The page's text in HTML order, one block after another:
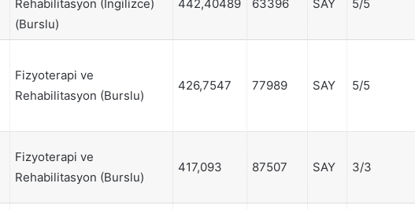
Rehabilitasyon (İngilizce)
(Burslu)
442,40489 63396 SAY 5/5
Fizyoterapi ve
Rehabilitasyon (Burslu)
426,7547 77989 SAY 5/5
Fizyoterapi ve
Rehabilitasyon (Burslu)
417,093 87507 SAY 3/3